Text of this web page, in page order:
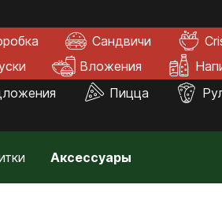
Сандвичи
Вложения
Пицца
Аксессуары